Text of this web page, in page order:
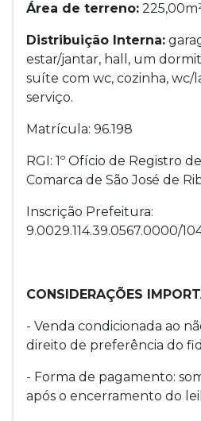
Área de terreno:
Distribuição Interna:
estar/jantar, hall, um
suíte com wc, cozinha, wc/
serviço.
Matrícula: 96.198
RGI: 1º Ofício de Registro
Comarca de São José de
Inscrição Prefeitura:
9.0029.114.39.0567.0000/
CONSIDERAÇÕES
- Venda condicionada ao
direito de preferência do
- Forma de pagamento:
após o encerramento do